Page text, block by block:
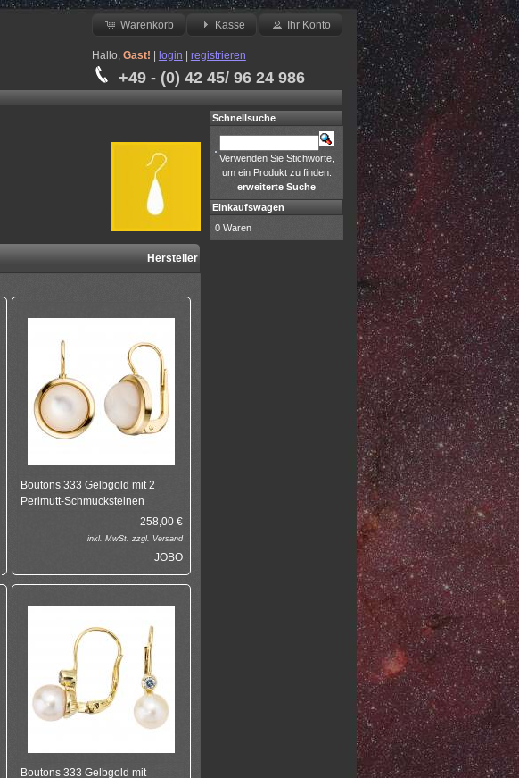
Warenkorb Kasse Ihr Konto
Hallo, Gast! login registrieren
+49 - (0) 42 45/ 96 24 986
Hersteller
Boutons 333 Gelbgold mit 2
Perlmutt-Schmucksteinen
258,00 €
inkl. MwSt. zzgl. Versand
JOBO
Boutons 333 Gelbgold mit
Schnellsuche
Verwenden Sie Stichworte,
um ein Produkt zu finden.
erweiterte Suche
Einkaufswagen
0 Waren